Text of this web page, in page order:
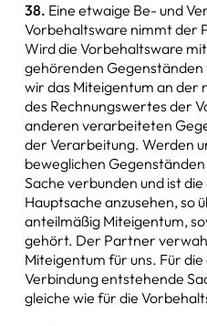
38. Eine etwaige Be- und
Vorbehaltsware nimmt der
Wird die Vorbehaltsware
gehörenden
wir das Miteigentum an der
des Rechnungswertes der
anderen verarbeiteten
der Verarbeitung. Werden
beweglichen
Sache verbunden und ist
Hauptsache anzusehen, so
anteilmäßig Miteigentum,
gehört. Der Partner
Miteigentum für uns. Für
Verbindung entstehende
gleiche wie für die